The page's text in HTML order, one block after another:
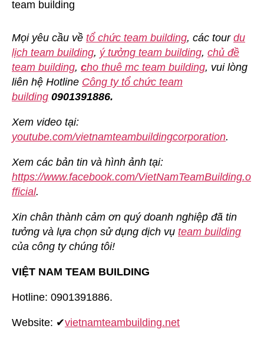
Mọi yêu cầu về tổ chức team building, các tour du
lịch team building, ý tưởng team building, chủ đề
team building, cho thuê mc team building, vui lòng
liên hệ Hotline Công ty tổ chức team
building 0901391886.
Xem video tại:
youtube.com/vietnamteambuildingcorporation.
Xem các bản tin và hình ảnh tại:
https://www.facebook.com/VietNamTeamBuilding.o
fficial.
Xin chân thành cảm ơn quý doanh nghiệp đã tin
tưởng và lựa chọn sử dụng dịch vụ team building
của công ty chúng tôi!
VIỆT NAM TEAM BUILDING
Hotline: 0901391886.
Website: ✔vietnamteambuilding.net